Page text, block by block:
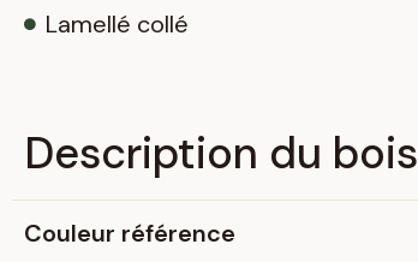
Lamellé collé
Description du bois​
Couleur référence